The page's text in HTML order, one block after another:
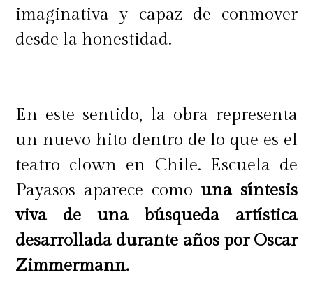
Editorial Calcetines Animados:
"Huevo Azul"
imaginativa y capaz de conmover
desde la honestidad.
En este sentido, la obra representa
un nuevo hito dentro de lo que es el
teatro clown en Chile. Escuela de
Payasos aparece comouna síntesis
viva de una búsqueda artística
desarrollada durante años por Oscar
Zimmermann.